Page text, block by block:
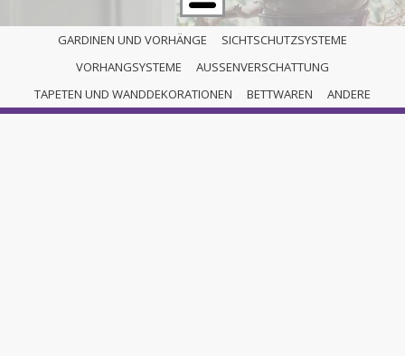
GARDINEN UND VORHÄNGE
SICHTSCHUTZSYSTEME
VORHANGSYSTEME
AUSSENVERSCHATTUNG
TAPETEN UND WANDDEKORATIONEN
BETTWAREN ANDERE